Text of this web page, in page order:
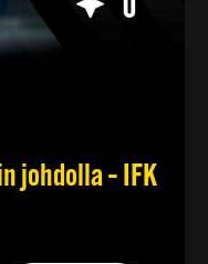
johdolla – IFK